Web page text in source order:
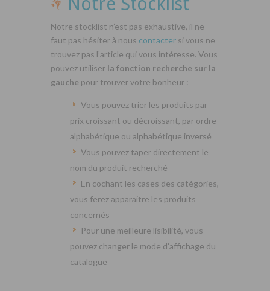
Notre stocklist n’est pas exhaustive, il ne
faut pas hésiter à nous contacter si vous ne
trouvez pas l’article qui vous intéresse. Vous
pouvez utiliser la fonction recherche sur la
gauche pour trouver votre bonheur :
Vous pouvez trier les produits par
prix croissant ou décroissant, par ordre
alphabétique ou alphabétique inversé
Vous pouvez taper directement le
nom du produit recherché
En cochant les cases des catégories,
vous ferez apparaitre les produits
concernés
Pour une meilleure lisibilité, vous
pouvez changer le mode d’affichage du
catalogue